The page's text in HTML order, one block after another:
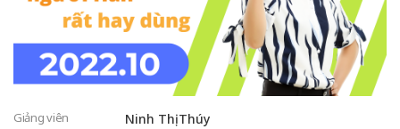
Giảng viên Ninh Thị Thúy